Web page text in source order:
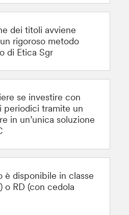
dei titoli avviene
rigoroso metodo
di Etica Sgr
se investire con
periodici tramite un
in un’unica soluzione
è disponibile in classe
o RD (con cedola